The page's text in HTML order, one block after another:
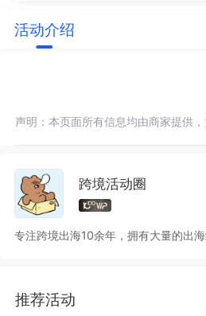
活动介绍
声明：本页面所有信息均由商家提供
跨境活动圈
专注跨境出海10余年，拥有大量的出
推荐活动